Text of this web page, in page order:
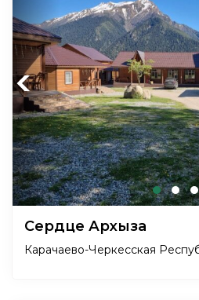
Previous
Сердце Архыза
Карачаево-Черкесская